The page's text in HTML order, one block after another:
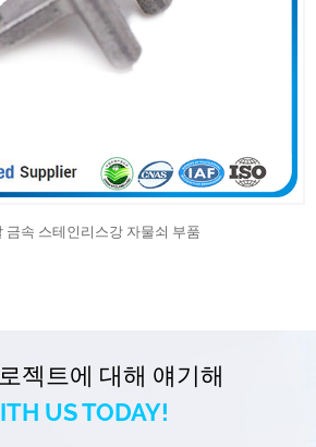
금속 스테인리스강 자물쇠 부품
젝트에 대해 얘기해
US TODAY!